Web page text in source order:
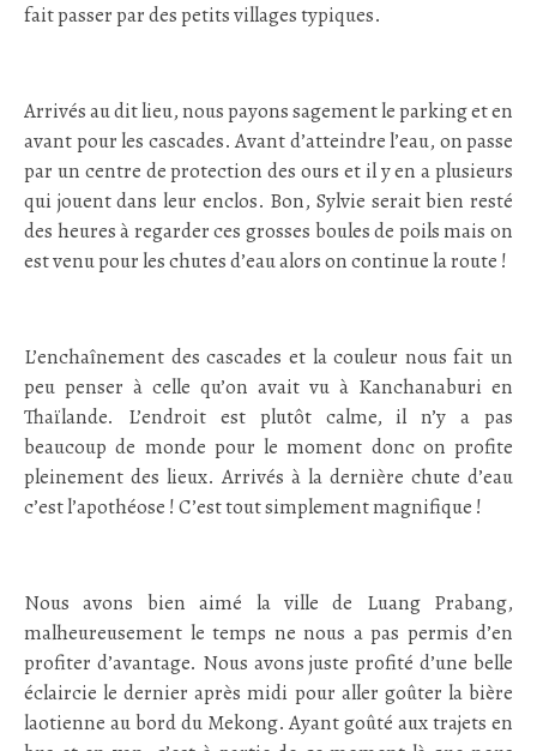
fait passer par des petits villages typiques.
Arrivés au dit lieu, nous payons sagement le parking et en
avant pour les cascades. Avant d’atteindre l’eau, on passe
par un centre de protection des ours et il y en a plusieurs
qui jouent dans leur enclos. Bon, Sylvie serait bien resté
des heures à regarder ces grosses boules de poils mais on
est venu pour les chutes d’eau alors on continue la route !
L’enchaînement des cascades et la couleur nous fait un
peu penser à celle qu’on avait vu à Kanchanaburi en
Thaïlande. L’endroit est plutôt calme, il n’y a pas
beaucoup de monde pour le moment donc on profite
pleinement des lieux. Arrivés à la dernière chute d’eau
c’est l’apothéose ! C’est tout simplement magnifique !
Nous avons bien aimé la ville de Luang Prabang,
malheureusement le temps ne nous a pas permis d’en
profiter d’avantage. Nous avons juste profité d’une belle
éclaircie le dernier après midi pour aller goûter la bière
laotienne au bord du Mekong. Ayant goûté aux trajets en